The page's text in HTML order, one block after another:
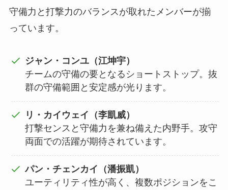
守備力と打撃力のバランスが取れたメンバーが揃
っています。
ジャン・コンユ（江坤宇）
チームの守備の要となるショートストップ。抜
群の守備範囲と安定感が光ります。
リ・カイウェイ（李凱威）
打撃センスと守備力を兼ね備えた内野手。攻守
両面での活躍が期待されています。
パン・チェンカイ（潘振凱）
ユーティリティ性が高く、複数ポジションをこ